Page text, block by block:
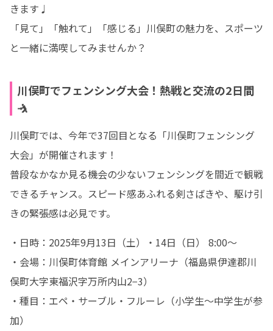
きます♩
「見て」「触れて」「感じる」川俣町の魅力を、スポーツ
と一緒に満喫してみませんか？
川俣町でフェンシング大会！熱戦と交流の2日間
🤺
川俣町では、今年で37回目となる「川俣町フェンシング
大会」が開催されます！
普段なかなか見る機会の少ないフェンシングを間近で観戦
できるチャンス。スピード感あふれる剣さばきや、駆け引
きの緊張感は必見です。
・日時：2025年9月13日（土）・14日（日） 8:00〜
・会場：川俣町体育館 メインアリーナ（福島県伊達郡川
俣町大字東福沢字万所内山2−3）
・種目：エペ・サーブル・フルーレ（小学生〜中学生が参
加）